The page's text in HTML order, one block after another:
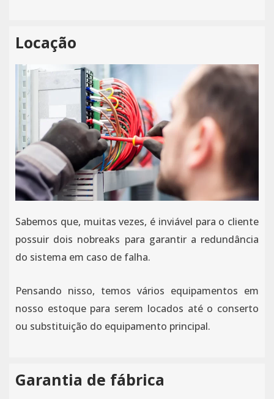
Locação
Sabemos que, muitas vezes, é inviável para o cliente
possuir dois nobreaks para garantir a redundância
do sistema em caso de falha.
Pensando nisso, temos vários equipamentos em
nosso estoque para serem locados até o conserto
ou substituição do equipamento principal.
Garantia de fábrica